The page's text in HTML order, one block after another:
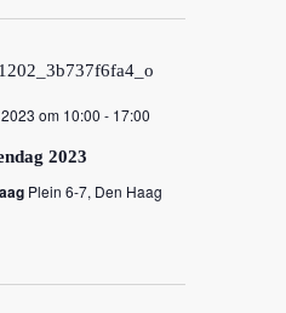
om 10:00 - 17:00
2023
Plein 6-7, Den Haag